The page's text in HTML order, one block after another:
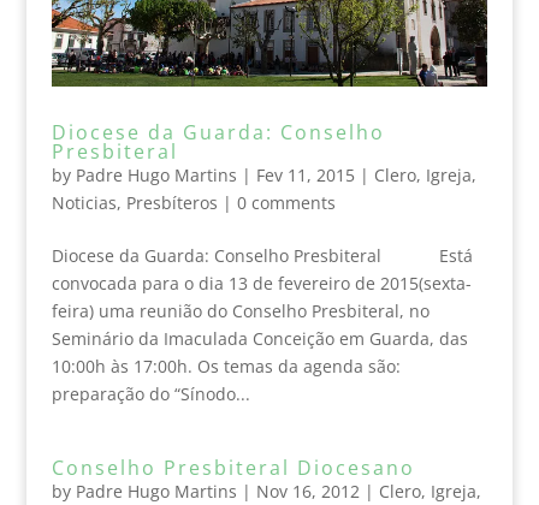
Diocese da Guarda: Conselho
Presbiteral
by Padre Hugo Martins | Fev 11, 2015| Clero, Igreja,
Noticias, Presbíteros | 0 comments
Diocese da Guarda: Conselho Presbiteral Está
convocada para o dia 13 de fevereiro de 2015(sexta-
feira) uma reunião do Conselho Presbiteral, no
Seminário da Imaculada Conceição em Guarda, das
10:00h às 17:00h. Os temas da agenda são:
preparação do “Sínodo...
Conselho Presbiteral Diocesano
by Padre Hugo Martins | Nov 16, 2012| Clero, Igreja,